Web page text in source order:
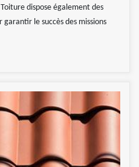
dispose également des
le succès des missions